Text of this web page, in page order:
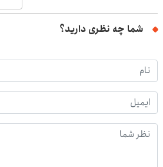
شما چه نظری دارید؟